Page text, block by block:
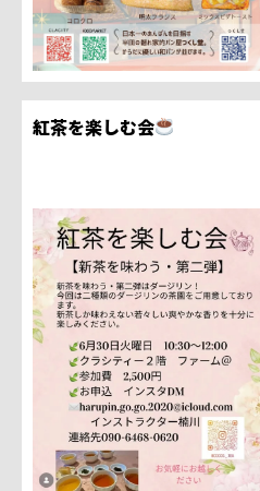
紅茶を楽しむ会